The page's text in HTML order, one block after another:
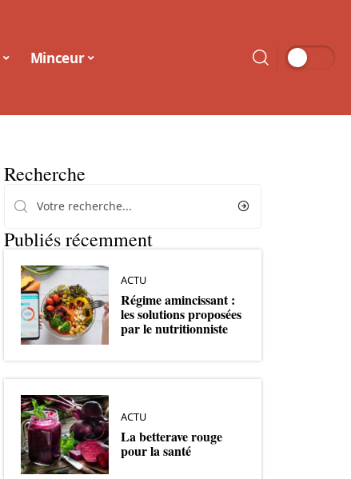
Minceur
Recherche
Publiés récemment
ACTU
Régime amincissant :
les solutions proposées
par le nutritionniste
ACTU
La betterave rouge
pour la santé